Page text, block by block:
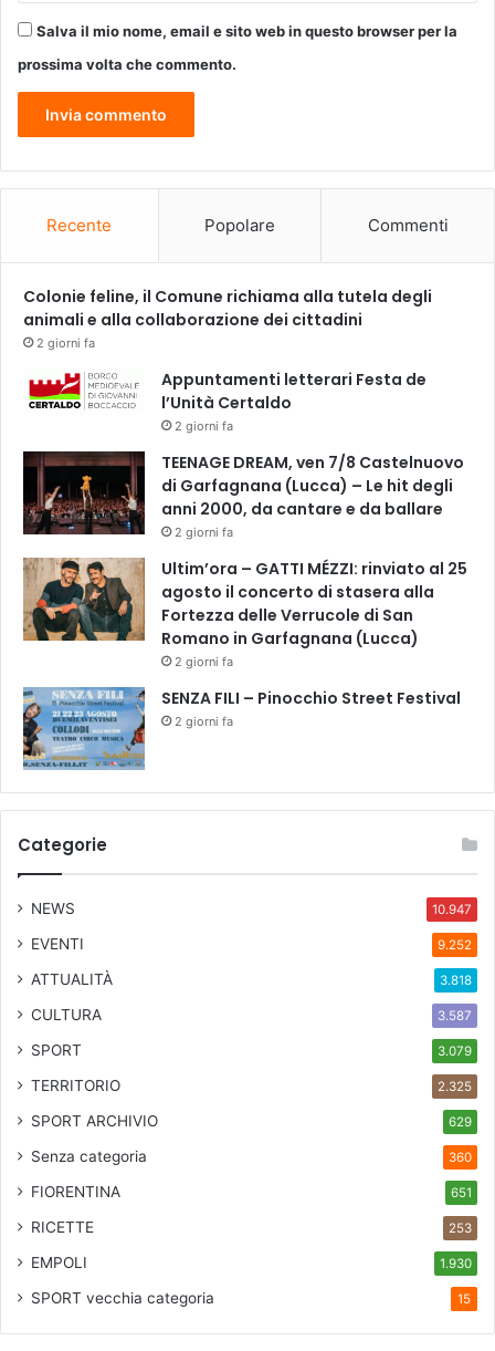
Salva il mio nome, email e sito web in questo browser per la
prossima volta che commento.
Recente Popolare Commenti
Colonie feline, il Comune richiama alla tutela degli
animali e alla collaborazione dei cittadini
2 giorni fa
Appuntamenti letterari Festa de
l’Unità Certaldo
2 giorni fa
TEENAGE DREAM, ven 7/8 Castelnuovo
di Garfagnana (Lucca) – Le hit degli
anni 2000, da cantare e da ballare
2 giorni fa
Ultim’ora – GATTI MÉZZI: rinviato al 25
agosto il concerto di stasera alla
Fortezza delle Verrucole di San
Romano in Garfagnana (Lucca)
2 giorni fa
SENZA FILI – Pinocchio Street Festival
2 giorni fa
Categorie
NEWS 10.947
EVENTI 9.252
ATTUALITÀ 3.818
CULTURA 3.587
SPORT 3.079
TERRITORIO 2.325
SPORT ARCHIVIO 629
Senza categoria 360
FIORENTINA 651
RICETTE 253
EMPOLI 1.930
SPORT vecchia categoria 15